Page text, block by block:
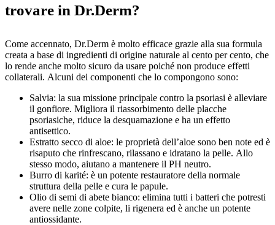
trovare in Dr.Derm?
Come accennato, Dr.Derm è molto efficace grazie alla sua formula
creata a base di ingredienti di origine naturale al cento per cento, che
lo rende anche molto sicuro da usare poiché non produce effetti
collaterali. Alcuni dei componenti che lo compongono sono:
Salvia: la sua missione principale contro la psoriasi è alleviare
il gonfiore. Migliora il riassorbimento delle placche
psoriasiche, riduce la desquamazione e ha un effetto
antisettico.
Estratto secco di aloe: le proprietà dell’aloe sono ben note ed è
risaputo che rinfrescano, rilassano e idratano la pelle. Allo
stesso modo, aiutano a mantenere il PH neutro.
Burro di karité: è un potente restauratore della normale
struttura della pelle e cura le papule.
Olio di semi di abete bianco: elimina tutti i batteri che potresti
avere nelle zone colpite, li rigenera ed è anche un potente
antiossidante.